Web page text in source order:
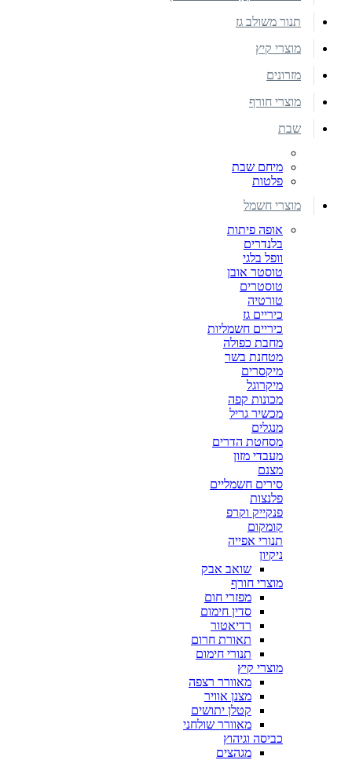
תנור משולב גז
מוצרי קיץ
מזרונים
מוצרי חורף
שבת
מיחם שבת
פלטות
מוצרי חשמל
אופה פיתות
בלנדרים
וופל בלגי
טוסטר אובן
טוסטרים
טורטיה
כיריים גז
כיריים חשמליות
מחבת כפולה
מטחנת בשר
מיקסרים
מיקרוגל
מכונות קפה
מכשיר גריל
מנגלים
מסחטת הדרים
מעבדי מזון
מצנם
סירים חשמליים
פלנצות
פנקייק וקרפ
קומקום
תנורי אפייה
ניקיון
שואב אבק
מוצרי חורף
מפזרי חום
סדין חימום
רדיאטור
תאורת חרום
תנורי חימום
מוצרי קיץ
מאוורר רצפה
מצנן אוויר
קטלן יתושים
מאוורר שולחני
כביסה וגיהוץ
מגהצים